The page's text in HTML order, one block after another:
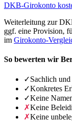
DKB-Girokonto
Weiterleitung zur
ggf. eine Provision,
im Girokonto-
So bewerten wir
✓Sachlich
✓Konkretes
✓Keine
✗Keine
✗Keine